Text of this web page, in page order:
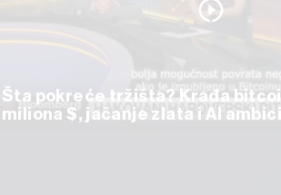
Šta pokreće tržišta? Krađa
miliona $, jačanje zlata i AI